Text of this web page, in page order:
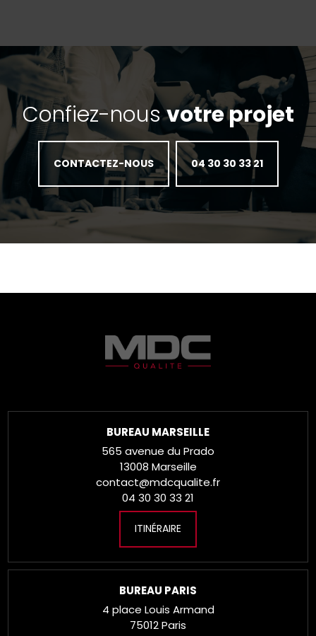
Confiez-nous votre projet
CONTACTEZ-NOUS 04 30 30 33 21
BUREAU MARSEILLE
565 avenue du Prado
13008 Marseille
contact@mdcqualite.fr
04 30 30 33 21
ITINÉRAIRE
BUREAU PARIS
4 place Louis Armand
75012 Paris